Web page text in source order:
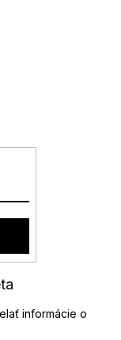
informácie o